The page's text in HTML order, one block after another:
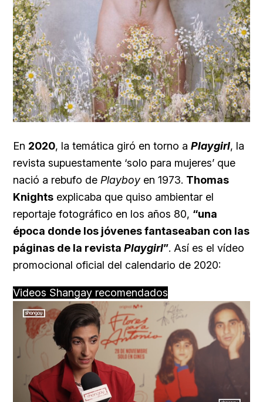
En 2020, la temática giró en torno a Playgirl, la
revista supuestamente ‘solo para mujeres’ que
nació a rebufo de Playboy en 1973. Thomas
Knights explicaba que quiso ambientar el
reportaje fotográfico en los años 80, “una
época donde los jóvenes fantaseaban con las
páginas de la revista Playgirl”. Así es el vídeo
promocional oficial del calendario de 2020:
Videos Shangay recomendados